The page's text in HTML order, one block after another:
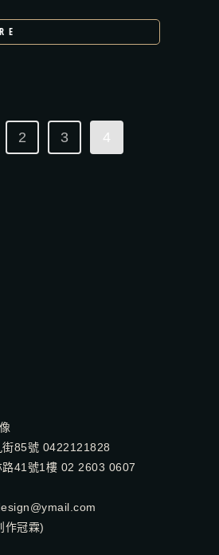
2 3 4
街85號 0422121828
41號1樓 02 2603 0607
作冠霖)